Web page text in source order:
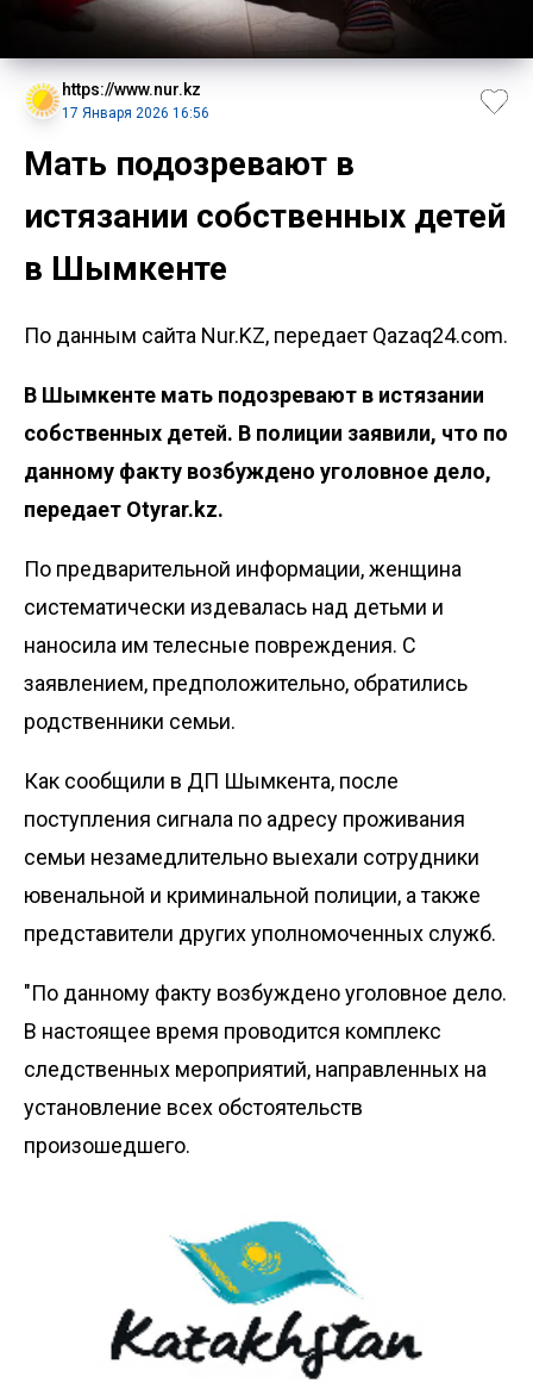
https://www.nur.kz
17 Января 2026 16:56
Мать подозревают в
истязании собственных детей
в Шымкенте
По данным сайта Nur.KZ, передает Qazaq24.com.
В Шымкенте мать подозревают в истязании
собственных детей. В полиции заявили, что по
данному факту возбуждено уголовное дело,
передает Otyrar.kz.
По предварительной информации, женщина
систематически издевалась над детьми и
наносила им телесные повреждения. С
заявлением, предположительно, обратились
родственники семьи.
Как сообщили в ДП Шымкента, после
поступления сигнала по адресу проживания
семьи незамедлительно выехали сотрудники
ювенальной и криминальной полиции, а также
представители других уполномоченных служб.
"По данному факту возбуждено уголовное дело.
В настоящее время проводится комплекс
следственных мероприятий, направленных на
установление всех обстоятельств
произошедшего.